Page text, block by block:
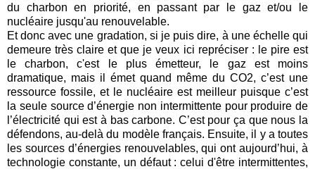
du charbon en priorité, en passant par le gaz et/ou le
nucléaire jusqu'au renouvelable.
Et donc avec une gradation, si je puis dire, à une échelle qui
demeure très claire et que je veux ici repréciser : le pire est
le charbon, c'est le plus émetteur, le gaz est moins
dramatique, mais il émet quand même du CO2, c’est une
ressource fossile, et le nucléaire est meilleur puisque c’est
la seule source d’énergie non intermittente pour produire de
l’électricité qui est à bas carbone. C’est pour ça que nous la
défendons, au-delà du modèle français. Ensuite, il y a toutes
les sources d’énergies renouvelables, qui ont aujourd’hui, à
technologie constante, un défaut : celui d'être intermittentes,